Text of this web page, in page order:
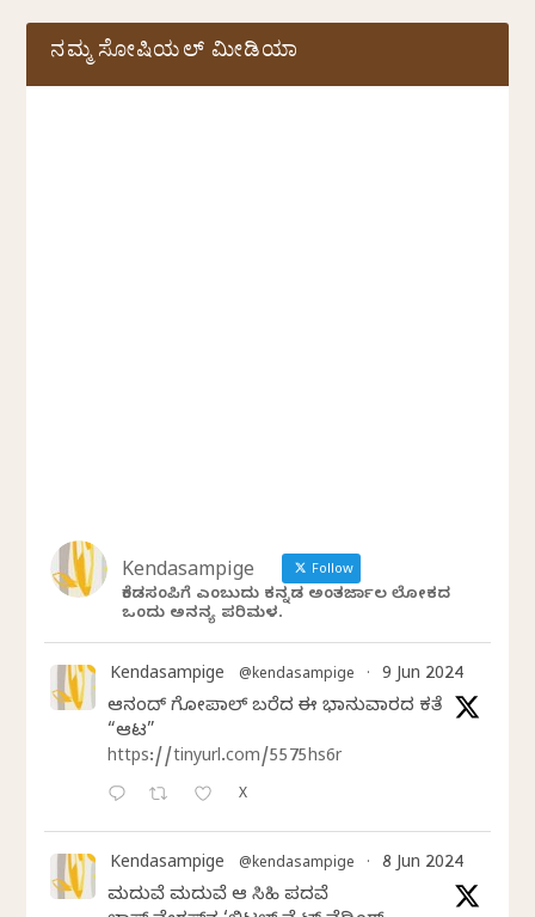
ನಮ್ಮ ಸೋಷಿಯಲ್‌ ಮೀಡಿಯಾ
Kendasampige Follow
ಕೆಂಡಸಂಪಿಗೆ ಎಂಬುದು ಕನ್ನಡ ಅಂತರ್ಜಾಲ ಲೋಕದ
ಒಂದು ಅನನ್ಯ ಪರಿಮಳ.
Kendasampige @kendasampige · 9 Jun 2024
ಆನಂದ್‌ ಗೋಪಾಲ್‌ ಬರೆದ ಈ ಭಾನುವಾರದ ಕತೆ
“ಆಟ”
https://tinyurl.com/5575hs6r
X
Kendasampige @kendasampige · 8 Jun 2024
ಮದುವೆ ಮದುವೆ ಆ ಸಿಹಿ ಪದವೆ